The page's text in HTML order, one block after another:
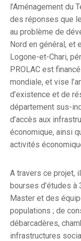
l’Aménagement du
des réponses que
au problème de
Nord en général, et
Logone-et-Chari,
PROLAC est
mondiale, et vise
d’existence et de
département sus-
d’accès aux
économique, ainsi
activités
A travers ce projet,
bourses d’études
Master et des
populations ; de
débarcadères,
infrastructures